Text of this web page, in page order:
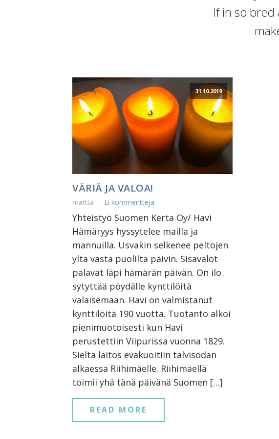
If in so bred
31.10.2019
VÄRIÄ JA VALOA!
martta Ei kommentteja
Yhteistyö Suomen Kerta Oy/ Havi
Hämäryys hyssytelee mailla ja
mannuilla. Usvakin selkenee peltojen
yltä vasta puolilta päivin. Sisävalot
palavat läpi hämärän päivän. On ilo
sytyttää pöydälle kynttilöitä
valaisemaan. Havi on valmistanut
kynttilöitä 190 vuotta. Tuotanto alkoi
pienimuotoisesti kun Havi
perustettiin Viipurissa vuonna 1829.
Sieltä laitos evakuoitiin talvisodan
alkaessa Riihimäelle. Riihimäellä
toimii yhä tänä päivänä Suomen […]
READ MORE